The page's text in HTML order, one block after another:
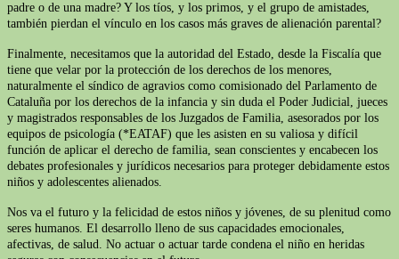
padre o de una madre? Y los tíos, y los primos, y el grupo de amistades,
también pierdan el vínculo en los casos más graves de alienación parental?
Finalmente, necesitamos que la autoridad del Estado, desde la Fiscalía que
tiene que velar por la protección de los derechos de los menores,
naturalmente el síndico de agravios como comisionado del Parlamento de
Cataluña por los derechos de la infancia y sin duda el Poder Judicial, jueces
y magistrados responsables de los Juzgados de Familia, asesorados por los
equipos de psicología (*EATAF) que les asisten en su valiosa y difícil
función de aplicar el derecho de familia, sean conscientes y encabecen los
debates profesionales y jurídicos necesarios para proteger debidamente estos
niños y adolescentes alienados.
Nos va el futuro y la felicidad de estos niños y jóvenes, de su plenitud como
seres humanos. El desarrollo lleno de sus capacidades emocionales,
afectivas, de salud. No actuar o actuar tarde condena el niño en heridas